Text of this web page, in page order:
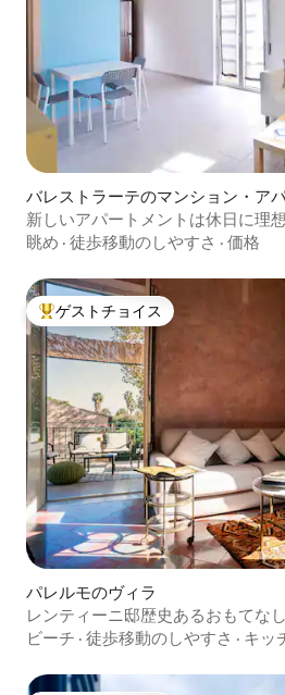
バレストラーテのマンション・ア
新しいアパートメントは休日に理
眺め · 徒歩移動のしやすさ · 価格
大好評のゲストチョイスです。
ゲストチョイス
パレルモのヴィラ
レンティーニ邸歴史あるおもてなし
ビーチ · 徒歩移動のしやすさ · キッ